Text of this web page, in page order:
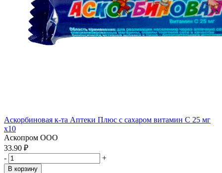
Аскорбиновая к-та Аптеки Плюс с сахаром витамин С 25 мг
x10
Аскопром ООО
33.90 ₽
-
+
В корзину